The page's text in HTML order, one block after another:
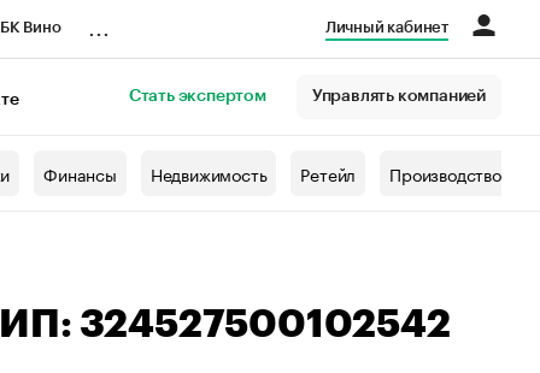
Вино Личный кабинет
Стать экспертом Управлять компанией
Финансы Недвижимость Ретейл Производство
324527500102542